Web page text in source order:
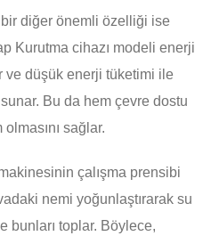
diğer önemli özelliği ise
Kurutma cihazı modeli enerji
düşük enerji tüketimi ile
Bu da hem çevre dostu
sağlar.
çalışma prensibi
nemi yoğunlaştırarak su
bunları toplar. Böylece,